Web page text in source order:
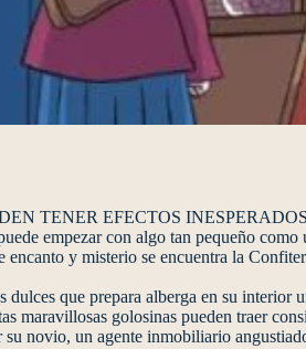
EFECTOS
empezar con algo tan pequeño como
y misterio se encuentra la
que prepara alberga en su interior
maravillosas golosinas pueden traer
novio, un agente inmobiliario